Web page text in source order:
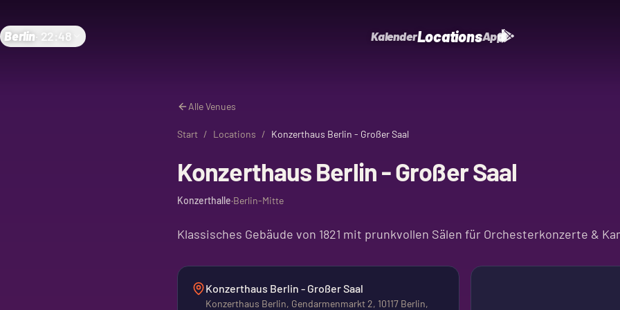
Berlin 22:48 KalenderLocationsApp
Alle Venues
Start / Locations / Konzerthaus Berlin - Großer Saal
Konzerthaus Berlin - Großer Saal
Konzerthalle·Berlin-Mitte
Klassisches Gebäude von 1821 mit prunkvollen Sälen für Orchesterkonzerte &
Konzerthaus Berlin - Großer Saal
Konzerthaus Berlin, Gendarmenmarkt 2, 10117 Berlin,